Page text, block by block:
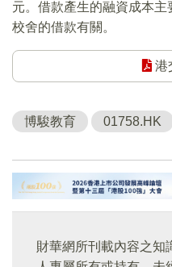
元。借款產生的融資成本
校舍的借款有關。
港
博駿教育 01758.HK
財華網所刊載內容之知